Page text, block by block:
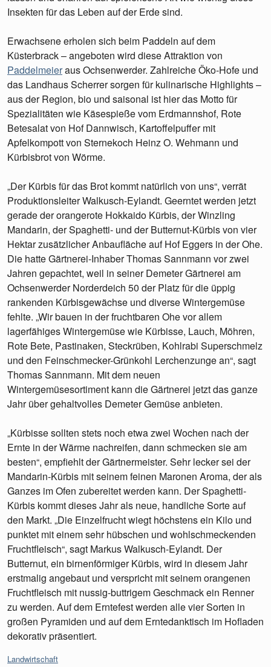
Insekten für das Leben auf der Erde sind.
Erwachsene erholen sich beim Paddeln auf dem
Küsterbrack – angeboten wird diese Attraktion von
Paddelmeieraus Ochsenwerder. Zahlreiche Öko-Hofe und
das Landhaus Scherrer sorgen für kulinarische Highlights –
aus der Region, bio und saisonal ist hier das Motto für
Spezialitäten wie Käsespieße vom Erdmannshof, Rote
Betesalat von Hof Dannwisch, Kartoffelpuffer mit
Apfelkompott von Sternekoch Heinz O. Wehmann und
Kürbisbrot von Wörme.
„Der Kürbis für das Brot kommt natürlich von uns“, verrät
Produktionsleiter Walkusch-Eylandt. Geerntet werden jetzt
gerade der orangerote Hokkaido Kürbis, der Winzling
Mandarin, der Spaghetti- und der Butternut-Kürbis von vier
Hektar zusätzlicher Anbaufläche auf Hof Eggers in der Ohe.
Die hatte Gärtnerei-Inhaber Thomas Sannmann vor zwei
Jahren gepachtet, weil in seiner Demeter Gärtnerei am
Ochsenwerder Norderdeich 50 der Platz für die üppig
rankenden Kürbisgewächse und diverse Wintergemüse
fehlte. „Wir bauen in der fruchtbaren Ohe vor allem
lagerfähiges Wintergemüse wie Kürbisse, Lauch, Möhren,
Rote Bete, Pastinaken, Steckrüben, Kohlrabi Superschmelz
und den Feinschmecker-Grünkohl Lerchenzunge an“, sagt
Thomas Sannmann. Mit dem neuen
Wintergemüsesortiment kann die Gärtnerei jetzt das ganze
Jahr über gehaltvolles Demeter Gemüse anbieten.
„Kürbisse sollten stets noch etwa zwei Wochen nach der
Ernte in der Wärme nachreifen, dann schmecken sie am
besten“, empfiehlt der Gärtnermeister. Sehr lecker sei der
Mandarin-Kürbis mit seinem feinen Maronen Aroma, der als
Ganzes im Ofen zubereitet werden kann. Der Spaghetti-
Kürbis kommt dieses Jahr als neue, handliche Sorte auf
den Markt. „Die Einzelfrucht wiegt höchstens ein Kilo und
punktet mit einem sehr hübschen und wohlschmeckenden
Fruchtfleisch“, sagt Markus Walkusch-Eylandt. Der
Butternut, ein birnenförmiger Kürbis, wird in diesem Jahr
erstmalig angebaut und verspricht mit seinem orangenen
Fruchtfleisch mit nussig-buttrigem Geschmack ein Renner
zu werden. Auf dem Erntefest werden alle vier Sorten in
großen Pyramiden und auf dem Erntedanktisch im Hofladen
dekorativ präsentiert.
Kategorien:
Landwirtschaft